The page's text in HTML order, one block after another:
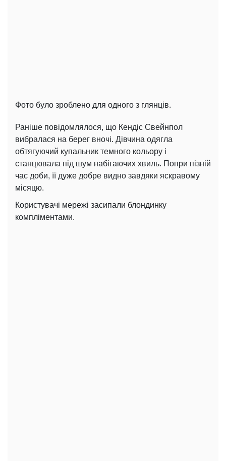
Фото було зроблено для одного з глянців.
Раніше повідомлялося, що Кендіс Свейнпол
вибралася на берег вночі. Дівчина одягла
обтягуючий купальник темного кольору і
станцювала під шум набігаючих хвиль. Попри пізній
час доби, її дуже добре видно завдяки яскравому
місяцю.
Користувачі мережі засипали блондинку
компліментами.